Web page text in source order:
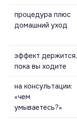
процедура плюс
домашний уход
эффект держится,
пока вы ходите
на консультации:
«чем
умываетесь?»